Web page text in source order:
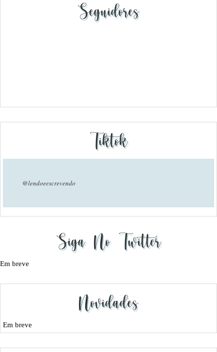
Seguidores
Tiktok
@lendoeescrevendo
Siga No Twitter
Em breve
Novidades
Em breve